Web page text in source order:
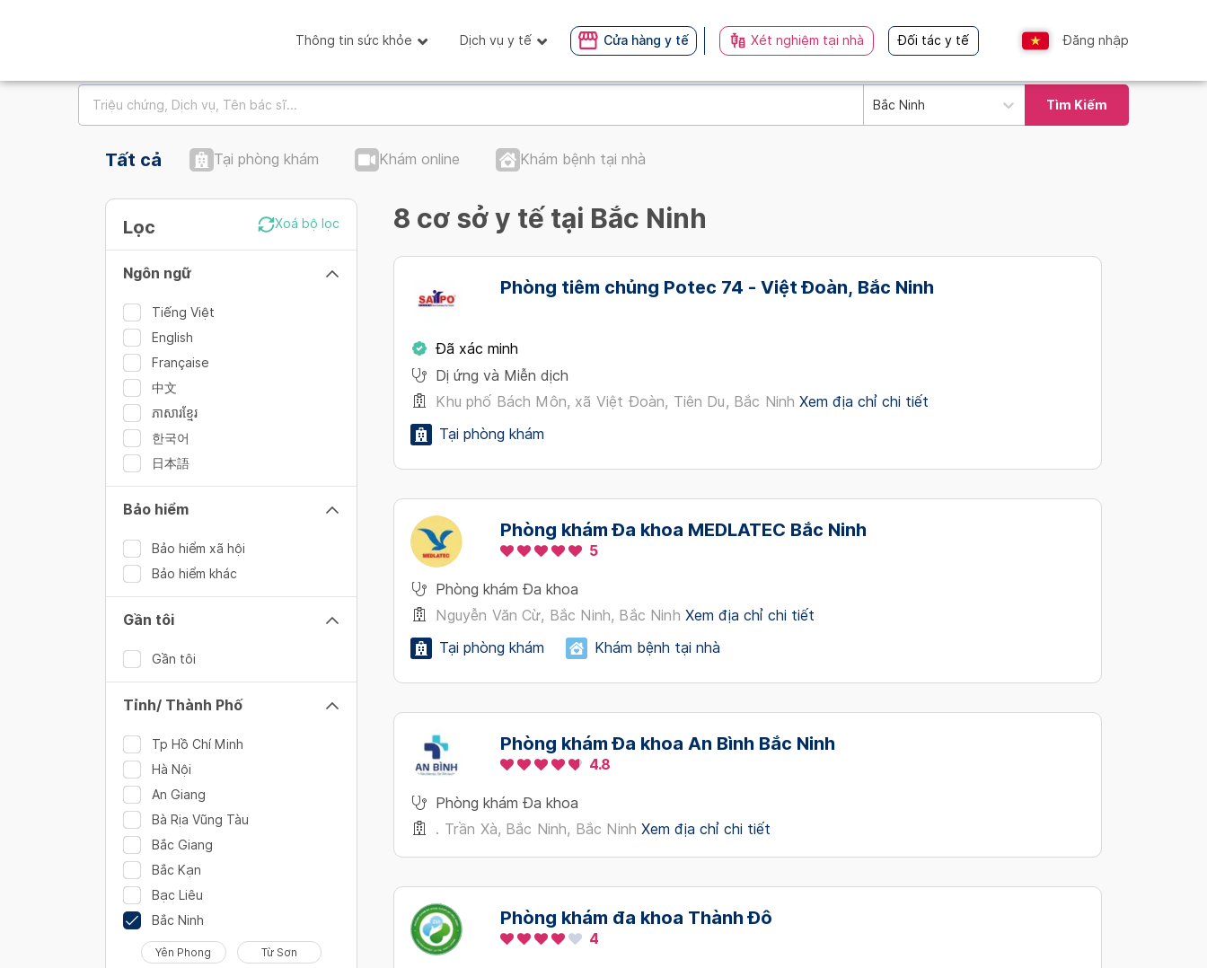
Thông tin sức khỏe Dịch vụ y tế Cửa hàng y tế Xét nghiệm tại nhà Đối tác y tế Đăng nhập
Bắc Ninh Tìm Kiếm
Tất cả Tại phòng khám Khám online Khám bệnh tại nhà
Lọc Xoá bộ lọc
Ngôn ngữ
Tiếng Việt
English
Française
中文
ភាសារខ្មែរ
한국어
日本語
Bảo hiểm
Bảo hiểm xã hội
Bảo hiểm khác
Gần tôi
Gần tôi
Tỉnh/ Thành Phố
Tp Hồ Chí Minh
Hà Nội
An Giang
Bà Rịa Vũng Tàu
Bắc Giang
Bắc Kạn
Bạc Liêu
Bắc Ninh
Yên Phong Từ Sơn
8 cơ sở y tế tại Bắc Ninh
Phòng tiêm chủng Potec 74 - Việt Đoàn, Bắc Ninh
Đã xác minh
Dị ứng và Miễn dịch
Khu phố Bách Môn, xã Việt Đoàn, Tiên Du, Bắc Ninh Xem địa chỉ chi tiết
Tại phòng khám
Phòng khám Đa khoa MEDLATEC Bắc Ninh
5
Phòng khám Đa khoa
Nguyễn Văn Cừ, Bắc Ninh, Bắc Ninh Xem địa chỉ chi tiết
Tại phòng khám
Khám bệnh tại nhà
Phòng khám Đa khoa An Bình Bắc Ninh
4.8
Phòng khám Đa khoa
. Trần Xà, Bắc Ninh, Bắc Ninh Xem địa chỉ chi tiết
Phòng khám đa khoa Thành Đô
4